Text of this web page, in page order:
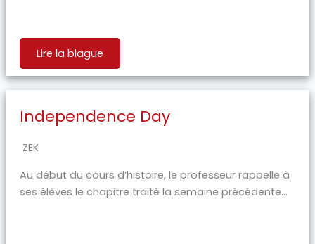
Lire la blague
Independence Day
ZEK
Au début du cours d’histoire, le professeur rappelle à
ses élèves le chapitre traité la semaine précédente...